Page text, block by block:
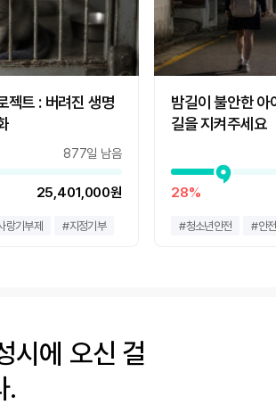
어떤 절차를 거쳐야 하는지 파악하는 일
러,
렵지 않을까?"
접종은 꼭 해야 할까?"
들까?"
마음만으로 해결할 수 없는 현실적인 벽 앞
이 가족을 만날 기회를 놓치고 있습니
젝트 : 버려진 생명
877일 남음
25,401,000원
랑기부제 #지정기부
밤길이 불안한
길을 지켜주세요
28%
#청소년안전 #안
시에 오신 걸
.